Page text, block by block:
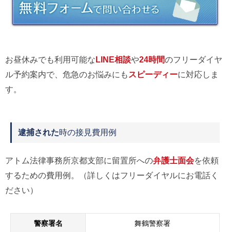
お昼休みでも利用可能なLINE相談や24時間のフリーダイヤ
ル予約案内で、危急のお悩みにも スピーディーに対応しま
す。
逮捕された時の接見費用例
アトム法律事務所京都支部に留置所への弁護士面会を依頼
するための費用例。（詳しくはフリーダイヤルにお電話く
ださい）
警察署名 舞鶴警察署